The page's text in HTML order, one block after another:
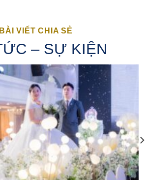
BÀI VIẾT CHIA SẺ
– SỰ KIỆN